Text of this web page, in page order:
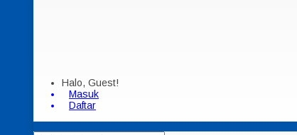
Halo, Guest!
Masuk
Daftar